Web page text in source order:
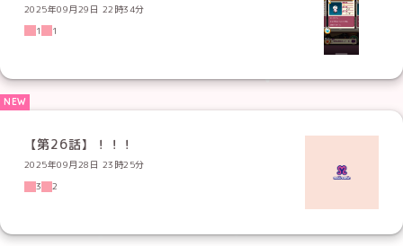
2025年09月29日 22時34分
1
1
【第26話】！！！
2025年09月28日 23時25分
3
2